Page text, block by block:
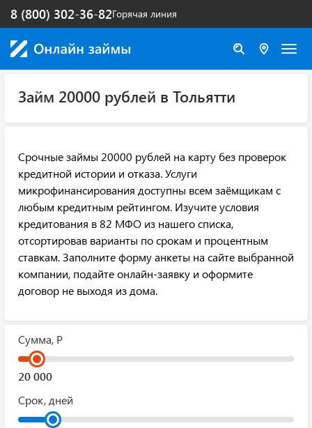
Горячая линия
8 (800) 302-36-82
Займ 20000 рублей в Тольятти
Срочные займы 20000 рублей на карту без проверок
кредитной истории и отказа. Услуги
микрофинансирования доступны всем заёмщикам с
любым кредитным рейтингом. Изучите условия
кредитования в 82 МФО из нашего списка,
отсортировав варианты по срокам и процентным
ставкам. Заполните форму анкеты на сайте выбранной
компании, подайте онлайн-заявку и оформите
договор не выходя из дома.
Сумма, Р
Срок, дней